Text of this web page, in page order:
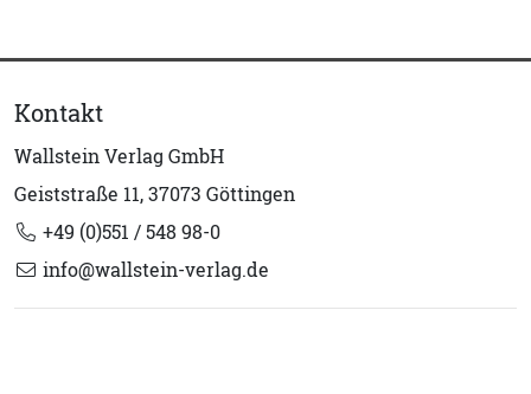
Kontakt
Wallstein Verlag GmbH
Geiststraße 11, 37073 Göttingen
+49 (0)551 / 548 98-0
info@wallstein-verlag.de